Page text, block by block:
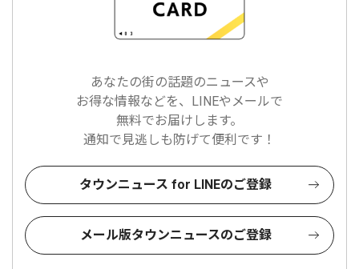
あなたの街の話題のニュースや
お得な情報などを、LINEやメールで
無料でお届けします。
通知で見逃しも防げて便利です！
タウンニュース for LINEのご登録
メール版タウンニュースのご登録